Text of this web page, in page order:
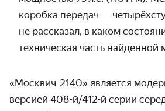
коробка передач —
не рассказал, в каком
техниче­ская часть
«Москвич-2140» является
версией 408-й/412-й серии